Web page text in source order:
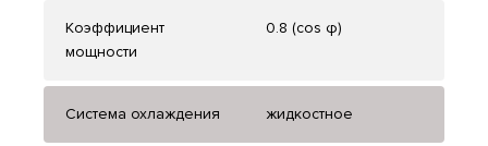
Коэффициент
мощности
0.8 (cos φ)
Система охлаждения жидкостное